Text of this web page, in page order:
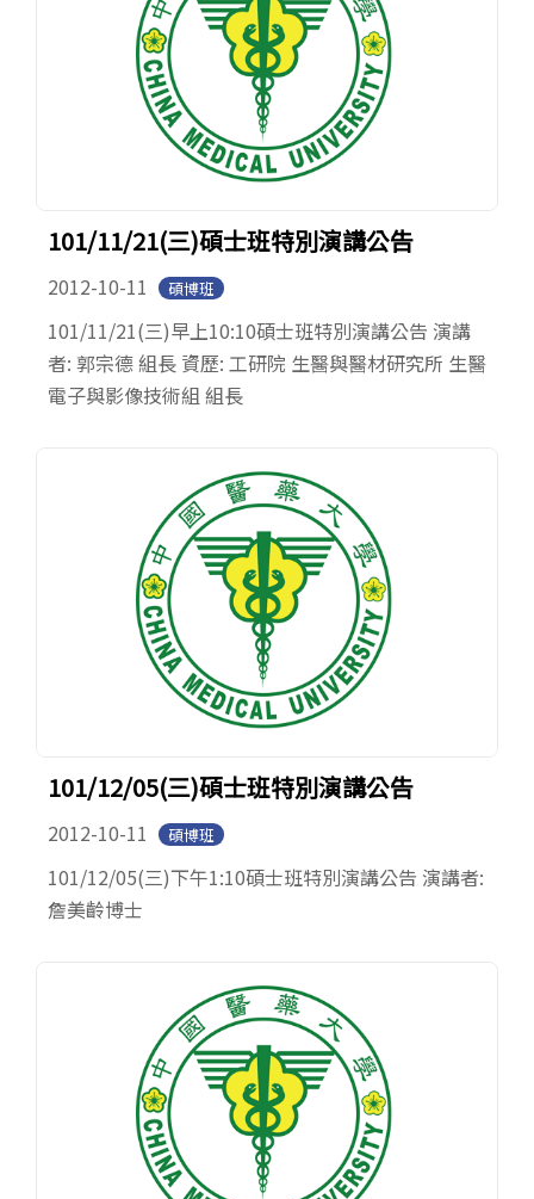
101/11/21(三)碩士班特別演講公告
2012-10-11 碩博班
101/11/21(三)早上10:10碩士班特別演講公告 演講
者: 郭宗德 組長 資歷: 工研院 生醫與醫材研究所 生醫
電子與影像技術組 組長
101/12/05(三)碩士班特別演講公告
2012-10-11 碩博班
101/12/05(三)下午1:10碩士班特別演講公告 演講者:
詹美齡博士